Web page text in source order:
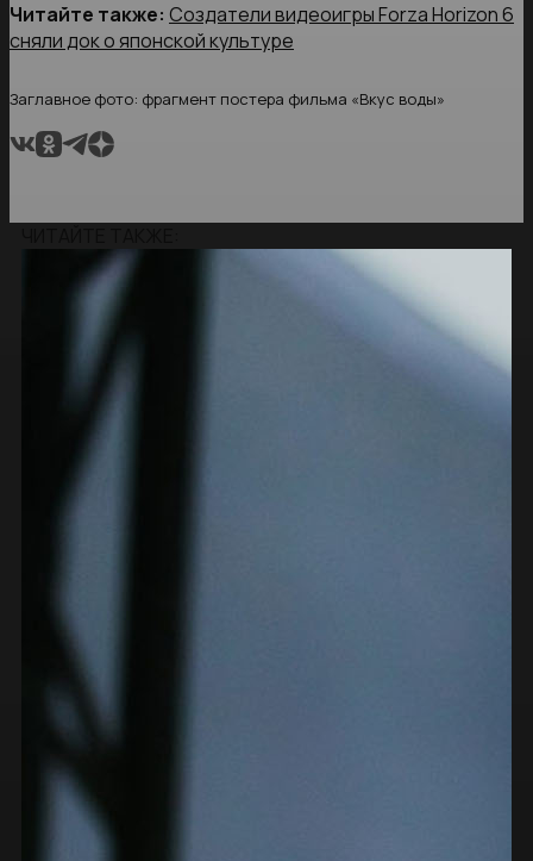
Читайте также: Создатели видеоигры Forza Horizon 6
сняли док о японской культуре
Заглавное фото: фрагмент постера фильма «Вкус воды»